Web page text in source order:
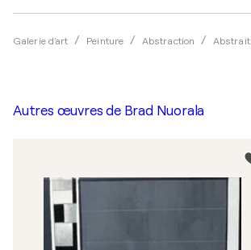
Galerie d'art Peinture Abstraction Abstrait
Autres œuvres de Brad Nuorala